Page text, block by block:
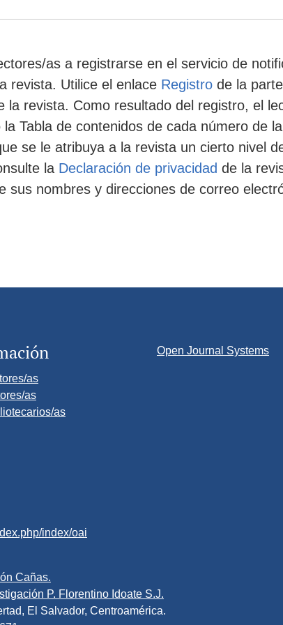
as a registrarse en el servicio de
revista. Utilice el enlace Registro de la
la revista. Como resultado del registro, el
Tabla de contenidos de cada número de
se le atribuya a la revista un cierto nivel
la Declaración de privacidad de la
sus nombres y direcciones de correo
as
as
as
Open Journal Systems
index/oai
Cañas.
P. Florentino Idoate S.J.
El Salvador, Centroamérica.